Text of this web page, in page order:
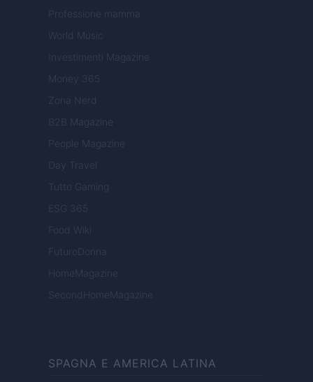
Professione mamma
World Music
Investimenti Magazine
Money 365
Zona Nerd
B2B Magazine
People Magazine
Day Travel
Tutto Gaming
ESG 365
Food Wiki
FuturoDonna
HomeMagazine
SecondHomeMagazine
SPAGNA E AMERICA LATINA